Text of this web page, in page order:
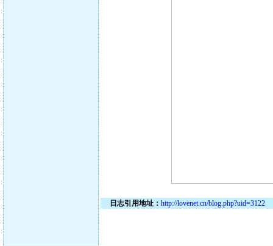
日志引用地址： http://lovenet.cn/blog.php?uid=3122